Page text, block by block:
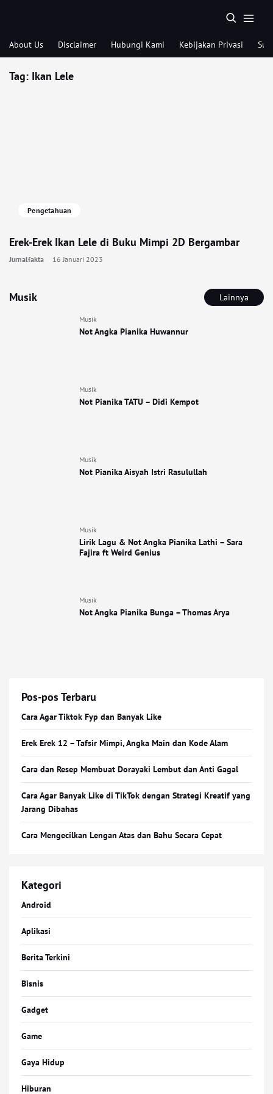
About Us Disclaimer Hubungi Kami Kebijakan Privasi
Musik Lainnya
Musik
Not Angka Pianika Huwannur
Musik
Not Pianika TATU – Didi Kempot
Musik
Not Pianika Aisyah Istri Rasulullah
Musik
Lirik Lagu & Not Angka Pianika Lathi – Sara
Fajira ft Weird Genius
Musik
Not Angka Pianika Bunga – Thomas Arya
Tag: Ikan Lele
Pengetahuan
Erek-Erek Ikan Lele di Buku Mimpi 2D Bergambar
Jurnalfakta 16 Januari 2023
Pos-pos Terbaru
Cara Agar Tiktok Fyp dan Banyak Like
Erek Erek 12 – Tafsir Mimpi, Angka Main dan Kode Alam
Cara dan Resep Membuat Dorayaki Lembut dan Anti Gagal
Cara Agar Banyak Like di TikTok dengan Strategi Kreatif yang
Jarang Dibahas
Cara Mengecilkan Lengan Atas dan Bahu Secara Cepat
Kategori
Android
Aplikasi
Berita Terkini
Bisnis
Gadget
Game
Gaya Hidup
Hiburan